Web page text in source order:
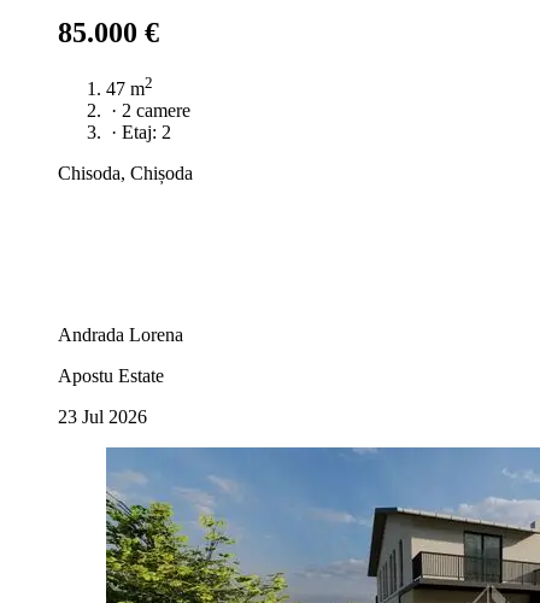
85.000 €
47 m2
· 2 camere
· Etaj: 2
Chisoda, Chișoda
Andrada Lorena
Apostu Estate
23 Jul 2026